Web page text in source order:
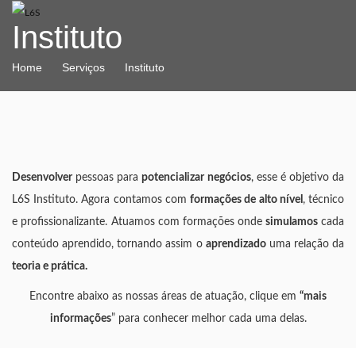
Instituto
Home Serviços Instituto
Desenvolverpessoas parapotencializar negócios, esse é objetivo da
L6S Instituto. Agora contamos comformações de alto nível , técnico
e profissionalizante. Atuamos com formações onde simulamoscada
conteúdo aprendido, tornando assim o aprendizadouma relação da
teoria e prática.
Encontre abaixo as nossas áreas de atuação, clique em “mais
informações” para conhecer melhor cada uma delas.